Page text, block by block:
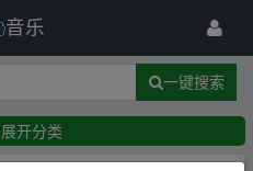
音乐
一键搜索
开分类